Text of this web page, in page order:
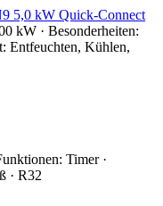
5,0 kW Quick-Connect
kW · Besonderheiten:
Entfeuchten, Kühlen,
Timer ·
· R32